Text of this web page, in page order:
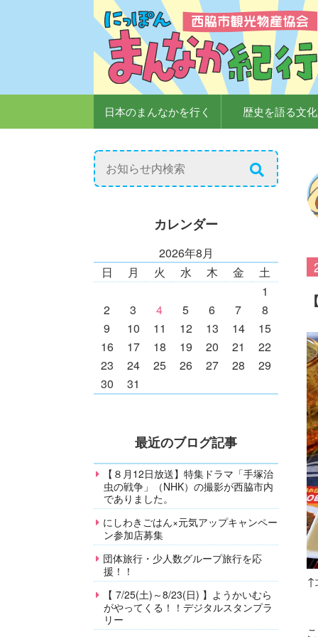
日本のまんなかを行く 歴史を語る文
↑
カレンダー
2026年8月
日
月 火 水 木 金
土
1
2
3 4 5 6 7
8
9
10 11 12 13 14
15
16
17 18 19 20 21
22
23
24 25 26 27 28
29
30
31
最近のブログ記事
【８月12日放送】特集ドラマ「手塚治
虫の戦争」（NHK）の撮影が西脇市内
でありました。
にしわきごはん×元気アップキャンペー
ン参加店募集
団体旅行・少人数グループ旅行を応
援！！
【 7/25(土)～8/23(日) 】ようかいむら
がやってくる！！デジタルスタンプラ
リー